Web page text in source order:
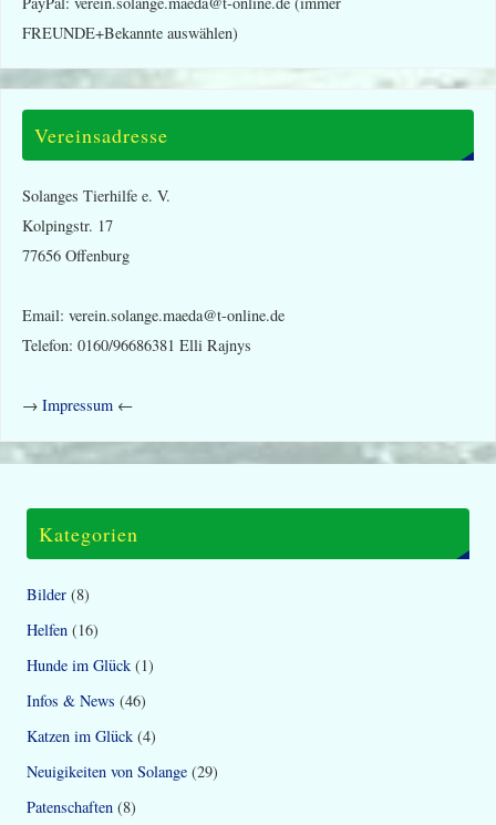
FREUNDE+Bekannte auswählen)
Vereinsadresse
Solanges Tierhilfe e. V.
Kolpingstr. 17
77656 Offenburg
Email: verein.solange.maeda@t-online.de
Telefon: 0160/96686381 Elli Rajnys
→ Impressum←
Kategorien
Bilder (8)
Helfen (16)
Hunde im Glück (1)
Infos & News (46)
Katzen im Glück (4)
Neuigikeiten von Solange (29)
Patenschaften (8)